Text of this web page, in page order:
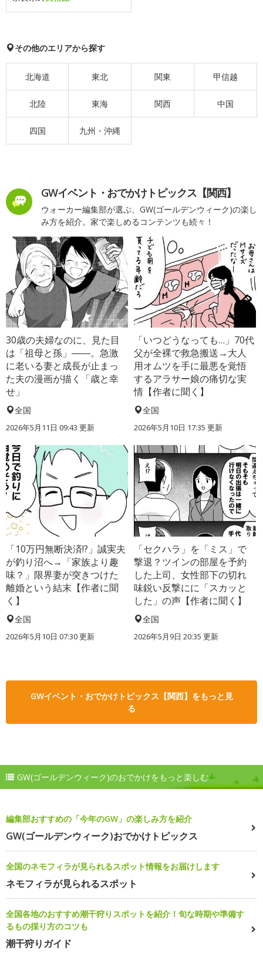
その他のエリアから探す
北海道 東北 関東 甲信越
北陸 東海 関西 中国
四国 九州・沖縄
GWイベント・おでかけトピックス【関西】
ウォーカー編集部が選ぶ、GW(ゴールデンウィーク)の楽し
み方を紹介。家で楽しめるコンテンツも続々！
30歳の夫婦なのに、見た目
は「祖母と孫」――。急激
に老いる妻と成長が止まっ
た夫の漫画が描く「歳と幸
せ」
全国
2026年5月11日 09:43 更新
「いつどうなっても…」70代
父が全裸で救急搬送→大人
用オムツを手に最悪を覚悟
するアラサー娘の痛切な実
情【作者に聞く】
全国
2026年5月10日 17:35 更新
「10万円無断決済!?」誠実夫
が釣り沼へ→「家族より趣
味？」限界妻が突きつけた
離婚という結末【作者に聞
く】
全国
2026年5月10日 07:30 更新
「セクハラ」を「ミス」で
撃退？ツインの部屋を予約
した上司、女性部下の切れ
味鋭い反撃にに「スカッと
した」の声【作者に聞く】
全国
2026年5月9日 20:35 更新
GWイベント・おでかけトピックス【関西】をもっと見
る
GW(ゴールデンウィーク)のおでかけをもっと楽しむ
編集部おすすめの「今年のGW」の楽しみ方を紹介
GW(ゴールデンウィーク)おでかけトピックス
全国のネモフィラが見られるスポット情報をお届けします
ネモフィラが見られるスポット
全国各地のおすすめ潮干狩りスポットを紹介！旬な時期や準備す
るもの採り方のコツも
潮干狩りガイド